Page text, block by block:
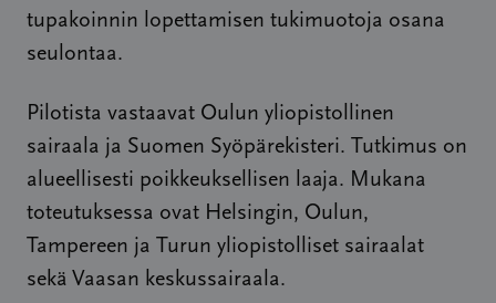
tupakoinnin lopettamisen tukimuotoja osana
seulontaa.
Pilotista vastaavat Oulun yliopistollinen
sairaala ja Suomen Syöpärekisteri. Tutkimus on
alueellisesti poikkeuksellisen laaja. Mukana
toteutuksessa ovat Helsingin, Oulun,
Tampereen ja Turun yliopistolliset sairaalat
sekä Vaasan keskussairaala.